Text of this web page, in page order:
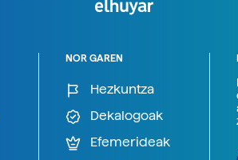
NOR GAREN
Hezkuntza
Dekalogoak
Efemerideak